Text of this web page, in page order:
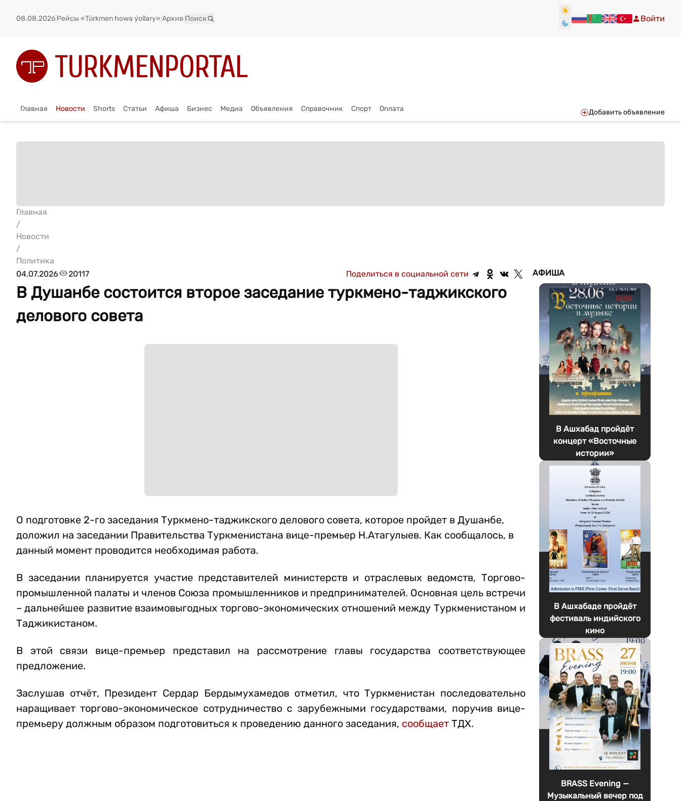
08.08.2026 Рейсы «Türkmen howa ýollary» Архив Поиск Войти
Главная Новости Shorts Статьи Афиша Бизнес Медиа Объявления Справочник Спорт Оплата Добавить объявление
Главная
/
Новости
/
Политика
04.07.2026
20117 Поделиться в социальной сети
В Душанбе состоится второе заседание туркмено-таджикского
делового совета
О подготовке 2-го заседания Туркмено-таджикского делового совета, которое пройдет в Душанбе,
доложил на заседании Правительства Туркменистана вице-премьер Н.Атагулыев. Как сообщалось, в
данный момент проводится необходимая работа.
В заседании планируется участие представителей министерств и отраслевых ведомств, Торгово-
промышленной палаты и членов Союза промышленников и предпринимателей. Основная цель встречи
– дальнейшее развитие взаимовыгодных торгово-экономических отношений между Туркменистаном и
Таджикистаном.
В этой связи вице-премьер представил на рассмотрение главы государства соответствующее
предложение.
Заслушав отчёт, Президент Сердар Бердымухамедов отметил, что Туркменистан последовательно
наращивает торгово-экономическое сотрудничество с зарубежными государствами, поручив вице-
премьеру должным образом подготовиться к проведению данного заседания, сообщает ТДХ.
АФИША
В Ашхабад пройдёт
концерт «Восточные
истории»
В Ашхабаде пройдёт
фестиваль индийского
кино
BRASS Evening —
Музыкальный вечер под